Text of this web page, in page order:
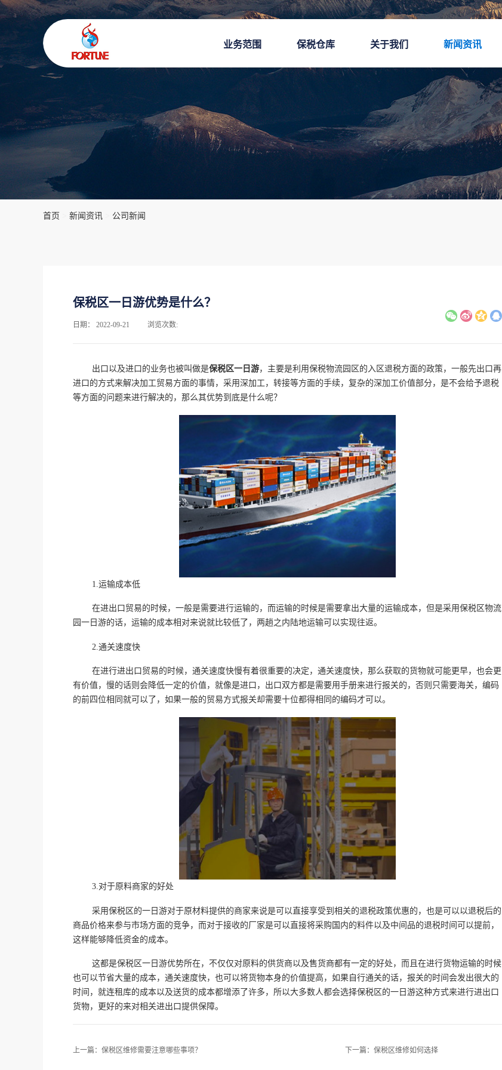
业务范围 保税仓库 关于我们 新闻资讯
首页 新闻资讯 公司新闻
保税区一日游优势是什么？
日期： 2022-09-21 浏览次数:
出口以及进口的业务也被叫做是保税区一日游，主要是利用保税物流园区的入区退税方面的政策，一般先出口再
进口的方式来解决加工贸易方面的事情，采用深加工，转接等方面的手续，复杂的深加工价值部分，是不会给予退税
等方面的问题来进行解决的，那么其优势到底是什么呢？
1.运输成本低
在进出口贸易的时候，一般是需要进行运输的，而运输的时候是需要拿出大量的运输成本，但是采用保税区物流
园一日游的话，运输的成本相对来说就比较低了，两趟之内陆地运输可以实现往返。
2.通关速度快
在进行进出口贸易的时候，通关速度快慢有着很重要的决定，通关速度快，那么获取的货物就可能更早，也会更
有价值，慢的话则会降低一定的价值，就像是进口，出口双方都是需要用手册来进行报关的，否则只需要海关，编码
的前四位相同就可以了，如果一般的贸易方式报关却需要十位都得相同的编码才可以。
3.对于原料商家的好处
采用保税区的一日游对于原材料提供的商家来说是可以直接享受到相关的退税政策优惠的，也是可以以退税后的
商品价格来参与市场方面的竞争，而对于接收的厂家是可以直接将采购国内的料件以及中间品的退税时间可以提前，
这样能够降低资金的成本。
这都是保税区一日游优势所在，不仅仅对原料的供货商以及售货商都有一定的好处，而且在进行货物运输的时候
也可以节省大量的成本，通关速度快，也可以将货物本身的价值提高，如果自行通关的话，报关的时间会发出很大的
时间，就连租库的成本以及送货的成本都增添了许多，所以大多数人都会选择保税区的一日游这种方式来进行进出口
货物，更好的来对相关进出口提供保障。
上一篇： 保税区维修需要注意哪些事项？ 下一篇： 保税区维修如何选择